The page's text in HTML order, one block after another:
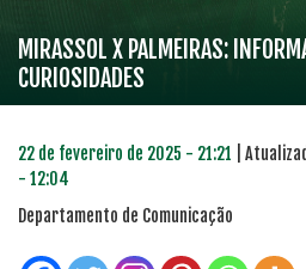
MIRASSOL X PALMEIRAS:
CURIOSIDADES
22 de fevereiro de 2025 - 21:21 |
- 12:04
Departamento de Comunicação